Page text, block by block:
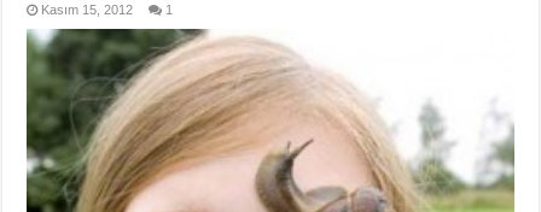
Kasım 15, 2012 1